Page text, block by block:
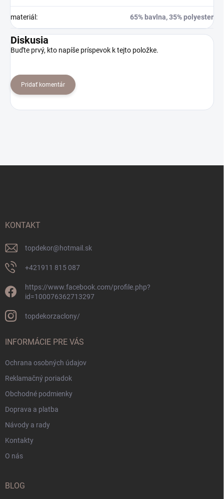
materiál : 65% bavlna, 35% polyester
Diskusia
Buďte prvý, kto napíše príspevok k tejto položke.
Pridať komentár
KONTAKT
topdekor@hotmail.sk
+421911 815 087
https://www.facebook.com/profile.php?
id=100076362713297
topdekorzaclony/
INFORMÁCIE PRE VÁS
Ochrana osobných údajov
Reklamačný poriadok
Obchodné podmienky
Doprava a platba
Návody a rady
Kontakty
O nás
BLOG